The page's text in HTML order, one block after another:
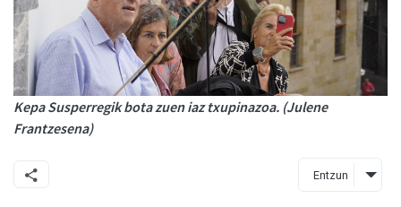
Kepa Susperregik bota zuen iaz txupinazoa. (Julene
Frantzesena)
Entzun